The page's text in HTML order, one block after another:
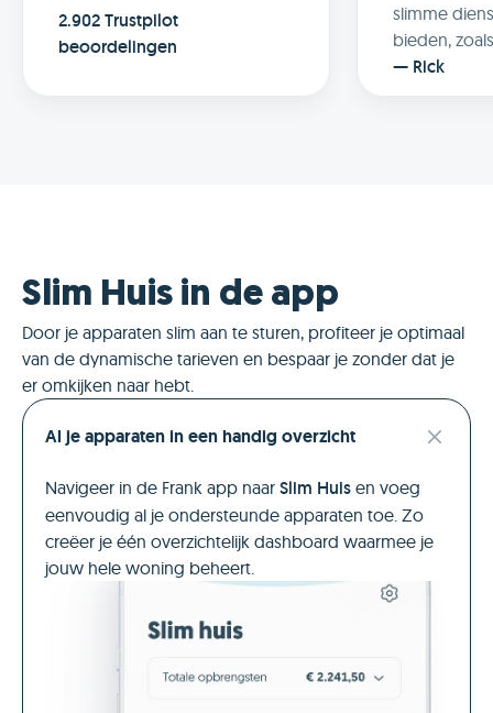
2.902 Trustpilot
beoordelingen
slimme
bieden,
Slim
uniek maakt
verdor lock
blijft als
op ieder
ineens niet
— Rick
Slim Huis in de app
Door je apparaten slim aan te sturen, profiteer je optimaal
van de dynamische tarieven en bespaar je zonder dat je
er omkijken naar hebt.
Al je apparaten in een handig overzicht
Navigeer in de Frank app naar Slim Huis en voeg
eenvoudig al je ondersteunde apparaten toe. Zo
creëer je één overzichtelijk dashboard waarmee je
jouw hele woning beheert.